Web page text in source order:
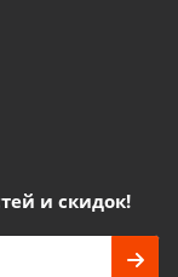
и скидок!